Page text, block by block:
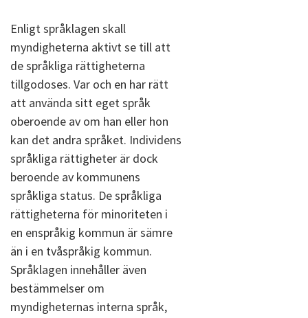
Enligt språklagen skall
myndigheterna aktivt se till att
de språkliga rättigheterna
tillgodoses. Var och en har rätt
att använda sitt eget språk
oberoende av om han eller hon
kan det andra språket. Individens
språkliga rättigheter är dock
beroende av kommunens
språkliga status. De språkliga
rättigheterna för minoriteten i
en enspråkig kommun är sämre
än i en tvåspråkig kommun.
Språklagen innehåller även
bestämmelser om
myndigheternas interna språk,